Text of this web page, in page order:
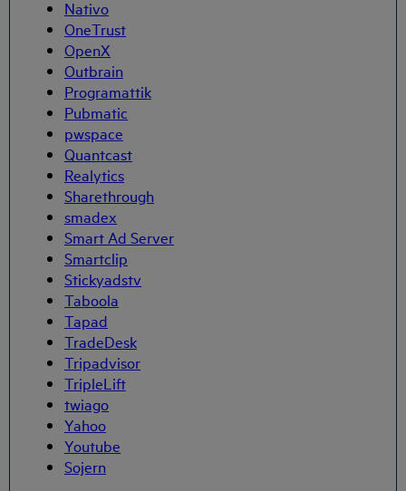
Nativo
OneTrust
OpenX
Outbrain
Programattik
Pubmatic
pwspace
Quantcast
Realytics
Sharethrough
smadex
Smart Ad Server
Smartclip
Stickyadstv
Taboola
Tapad
TradeDesk
Tripadvisor
TripleLift
twiago
Yahoo
Youtube
Sojern
Belo Horizonte Hotéis
Brasília Hotéis
Braga Hotéis
Fortaleza Hotéis